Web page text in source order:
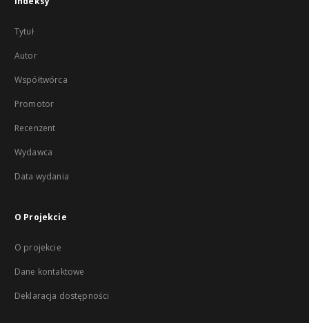
Tytuł
Autor
Współtwórca
Promotor
Recenzent
Wydawca
Data wydania
O Projekcie
O projekcie
Dane kontaktowe
Deklaracja dostępności